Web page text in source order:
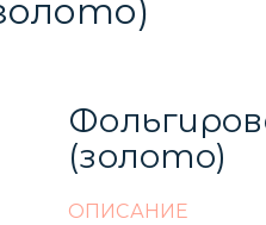
(золото)
ОПИСАНИЕ